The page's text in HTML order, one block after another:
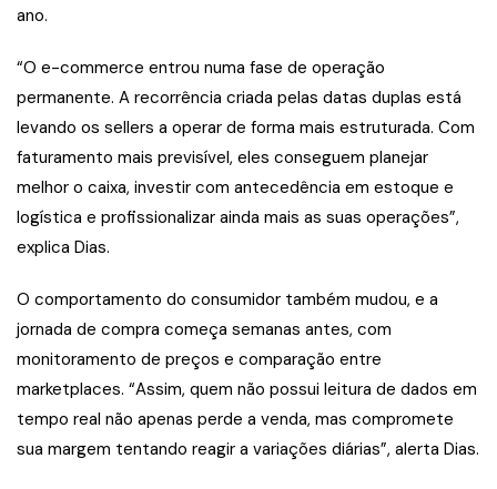
ano.
“O e-commerce entrou numa fase de operação
permanente. A recorrência criada pelas datas duplas está
levando os sellers a operar de forma mais estruturada. Com
faturamento mais previsível, eles conseguem planejar
melhor o caixa, investir com antecedência em estoque e
logística e profissionalizar ainda mais as suas operações”,
explica Dias.
O comportamento do consumidor também mudou, e a
jornada de compra começa semanas antes, com
monitoramento de preços e comparação entre
marketplaces. “Assim, quem não possui leitura de dados em
tempo real não apenas perde a venda, mas compromete
sua margem tentando reagir a variações diárias”, alerta Dias.